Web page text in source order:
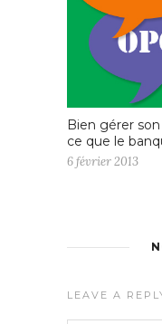
Bien gérer
ce que le
6 février 2013
LEAVE A